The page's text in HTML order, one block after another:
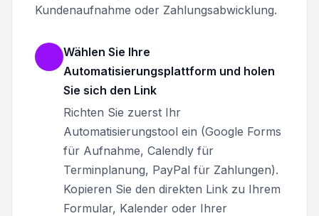
Kundenaufnahme oder Zahlungsabwicklung.
Wählen Sie Ihre
Automatisierungsplattform und holen
Sie sich den Link
Richten Sie zuerst Ihr
Automatisierungstool ein (Google Forms
für Aufnahme, Calendly für
Terminplanung, PayPal für Zahlungen).
Kopieren Sie den direkten Link zu Ihrem
Formular, Kalender oder Ihrer